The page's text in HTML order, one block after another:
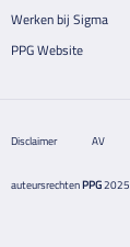
Werken bij Sigma
PPG Website
Disclaimer AV
auteursrechtenPPG2025